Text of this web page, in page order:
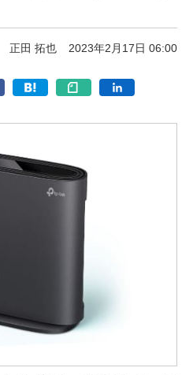
正田 拓也 2023年2月17日 06:00